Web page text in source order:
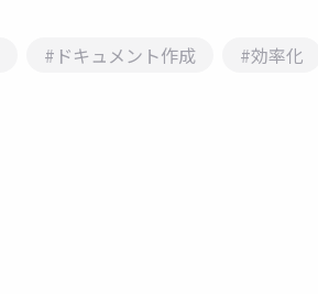
#ドキュメント作成 #効率化